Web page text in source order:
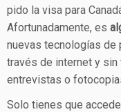
pido la visa para
Afortunadamente, es
nuevas tecnologías de
través de internet y sin
entrevistas o
Solo tienes que